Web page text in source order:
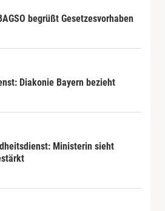
begrüßt Gesetzesvorhaben
Diakonie Bayern bezieht
Ministerin sieht